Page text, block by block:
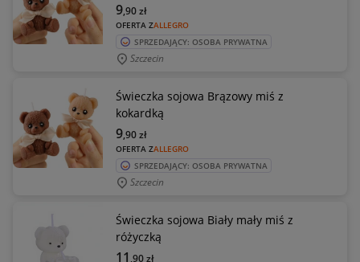
OFERTA ZALLEGRO
9,90zł
SPRZEDAJĄCY: OSOBA PRYWATNA
Szczecin
Świeczka sojowa Brązowy miś z
kokardką
OFERTA ZALLEGRO
9,90zł
SPRZEDAJĄCY: OSOBA PRYWATNA
Szczecin
Świeczka sojowa Biały mały miś z
różyczką
11 ,90zł